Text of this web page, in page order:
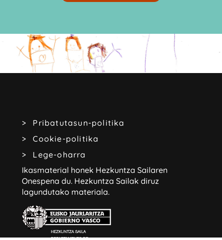
Pribatutasun-politika
Cookie-politika
Lege-oharra
Ikasmaterial honek Hezkuntza Sailaren
Onespena du. Hezkuntza Sailak diruz
lagundutako materiala.